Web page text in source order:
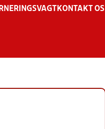
KONTAKT OS